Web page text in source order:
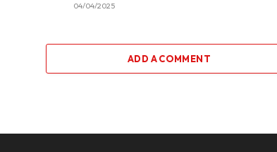
04/04/2025
ADD A COMMENT